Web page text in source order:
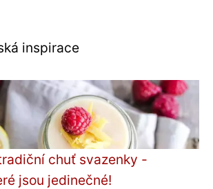
inspirace
chuť svazenky -
jsou jedinečné!